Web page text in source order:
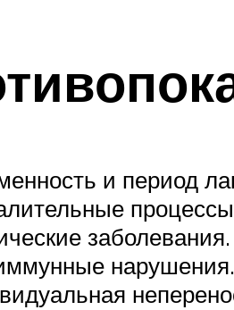
и период
заболевания.
нарушения.